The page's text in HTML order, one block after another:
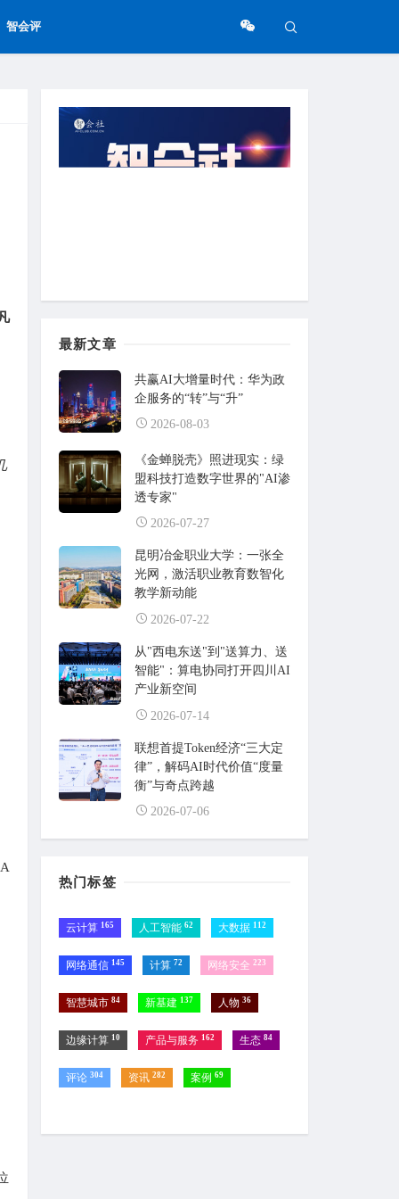
智会评
最新文章
共赢AI大增量时代：华为政
企服务的“转”与“升”
2026-08-03
《金蝉脱壳》照进现实：绿
盟科技打造数字世界的"AI渗
透专家"
2026-07-27
昆明冶金职业大学：一张全
光网，激活职业教育数智化
教学新动能
2026-07-22
从"西电东送"到"送算力、送
智能"：算电协同打开四川AI
产业新空间
2026-07-14
联想首提Token经济“三大定
律”，解码AI时代价值“度量
衡”与奇点跨越
2026-07-06
热门标签
云计算 165 人工智能 62 大数据 112
网络通信 145 计算 72 网络安全 223
智慧城市 84 新基建 137 人物 36
边缘计算 10 产品与服务 162 生态 84
评论 304 资讯 282 案例 69